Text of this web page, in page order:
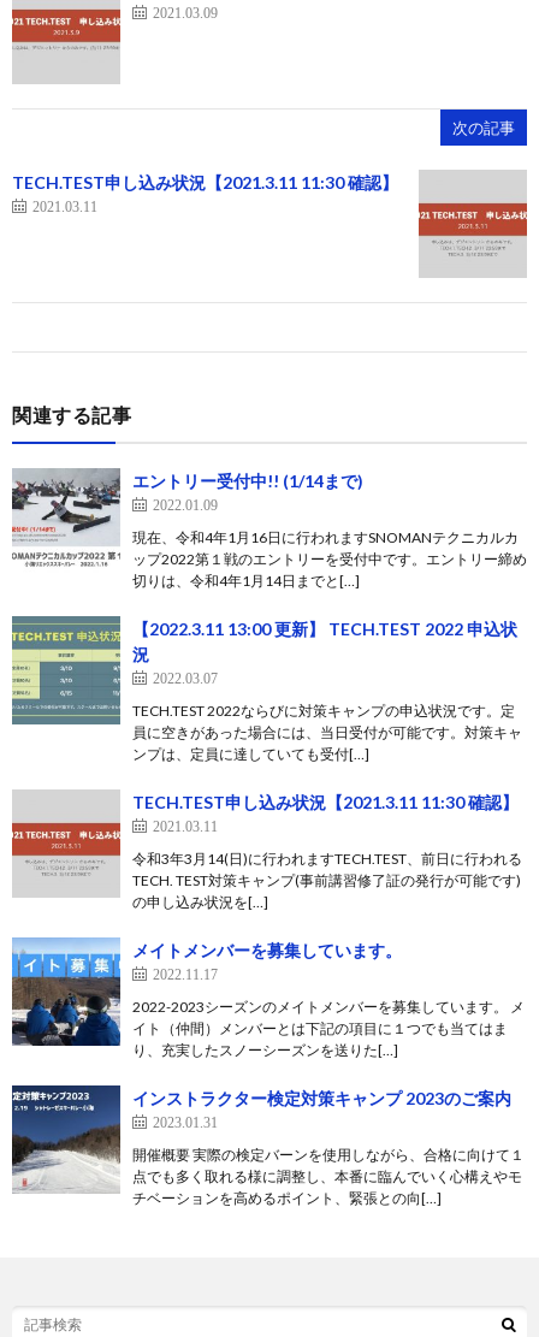
2021.03.09
次の記事
TECH.TEST申し込み状況【2021.3.11 11:30 確認】
2021.03.11
関連する記事
エントリー受付中!! (1/14まで)
2022.01.09
現在、令和4年1月16日に行われますSNOMANテクニカルカ
ップ2022第１戦のエントリーを受付中です。エントリー締め
切りは、令和4年1月14日までと[…]
【2022.3.11 13:00 更新】 TECH.TEST 2022 申込状
況
2022.03.07
TECH.TEST 2022ならびに対策キャンプの申込状況です。定
員に空きがあった場合には、当日受付が可能です。対策キャ
ンプは、定員に達していても受付[…]
TECH.TEST申し込み状況【2021.3.11 11:30 確認】
2021.03.11
令和3年3月14(日)に行われますTECH.TEST、前日に行われる
TECH. TEST対策キャンプ(事前講習修了証の発行が可能です)
の申し込み状況を[…]
メイトメンバーを募集しています。
2022.11.17
2022-2023シーズンのメイトメンバーを募集しています。 メ
イト（仲間）メンバーとは下記の項目に１つでも当てはま
り、充実したスノーシーズンを送りた[…]
インストラクター検定対策キャンプ 2023のご案内
2023.01.31
開催概要 実際の検定バーンを使用しながら、合格に向けて１
点でも多く取れる様に調整し、本番に臨んでいく心構えやモ
チベーションを高めるポイント、緊張との向[…]